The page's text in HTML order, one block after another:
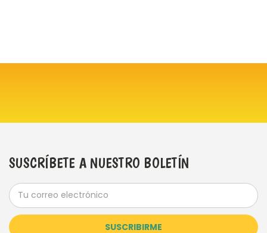
SUSCRÍBETE A NUESTRO BOLETÍN
Dirección
de
correo
electrónico